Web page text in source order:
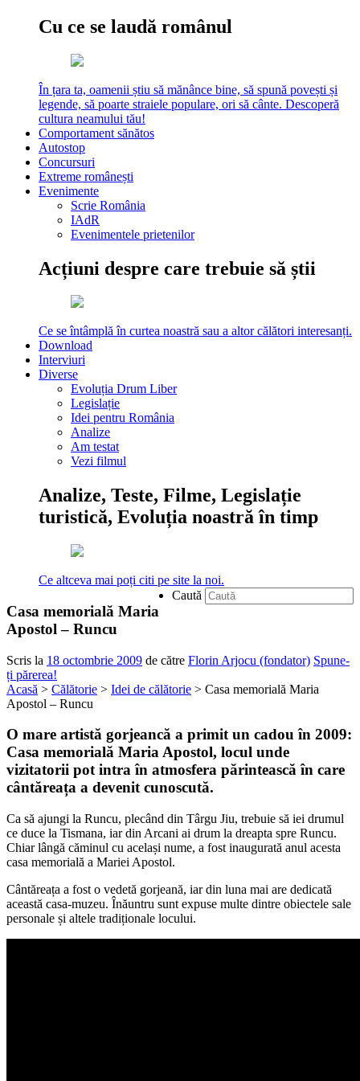
Cu ce se laudă românul
În țara ta, oamenii știu să mănânce bine, să spună povești și
legende, să poarte straiele populare, ori să cânte. Descoperă
cultura neamului tău!
Comportament sănătos
Autostop
Concursuri
Extreme românești
Evenimente
Scrie România
IAdR
Evenimentele prietenilor
Acțiuni despre care trebuie să știi
Ce se întâmplă în curtea noastră sau a altor călători interesanți.
Download
Interviuri
Diverse
Evoluția Drum Liber
Legislație
Idei pentru România
Analize
Am testat
Vezi filmul
Analize, Teste, Filme, Legislație
turistică, Evoluția noastră în timp
Ce altceva mai poți citi pe site la noi.
Caută
Casa memorială Maria
Apostol – Runcu
Scris la 18 octombrie 2009 de către Florin Arjocu (fondator) Spune-
ți părerea!
Acasă > Călătorie > Idei de călătorie > Casa memorială Maria
Apostol – Runcu
O mare artistă gorjeancă a primit un cadou în 2009:
Casa memorială Maria Apostol, locul unde
vizitatorii pot intra în atmosfera părintească în care
cântăreața a devenit cunoscută.
Ca să ajungi la Runcu, plecând din Târgu Jiu, trebuie să iei drumul
ce duce la Tismana, iar din Arcani ai drum la dreapta spre Runcu.
Chiar lângă căminul cu același nume, a fost inaugurată anul acesta
casa memorială a Mariei Apostol.
Cântăreața a fost o vedetă gorjeană, iar din luna mai are dedicată
această casa-muzeu. Înăuntru sunt expuse multe dintre obiectele sale
personale și altele tradiționale locului.